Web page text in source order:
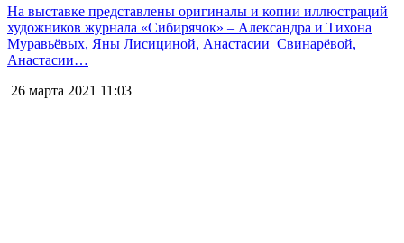
На выставке представлены оригиналы и копии иллюстраций
художников журнала «Сибирячок» – Александра и Тихона
Муравьёвых, Яны Лисициной, Анастасии Свинарёвой,
Анастасии…
26 марта 2021 11:03